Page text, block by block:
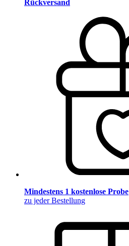
Rückversand
Mindestens 1 kostenlose Probe
zu jeder Bestellung